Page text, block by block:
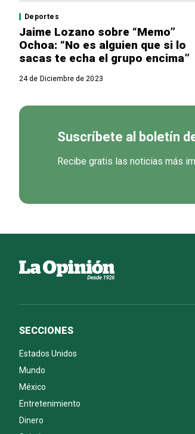
Deportes
Jaime Lozano sobre “Memo”
Ochoa: “No es alguien que si lo
sacas te echa el grupo encima”
24 de Diciembre de 2023
Suscríbete al boletín
Recibe gratis las noticias más
SECCIONES
Estados Unidos
Mundo
México
Entretenimiento
Dinero